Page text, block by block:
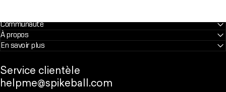
Communauté
À propos
En savoir plus
Service clientèle
helpme@spikeball.com